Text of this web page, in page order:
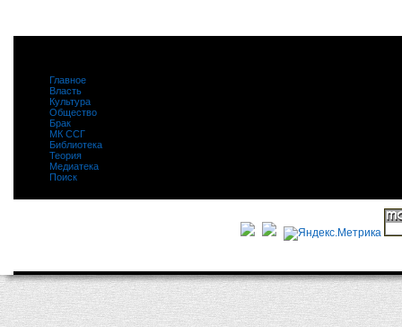
Главное
Власть
Культура
Общество
Брак
МК ССГ
Библиотека
Теория
Медиатека
Поиск